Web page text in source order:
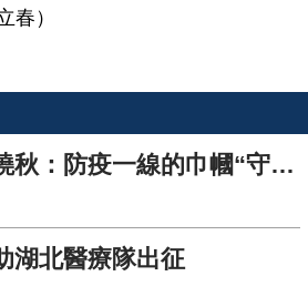
春）
哈爾濱平房區劉曉秋：防疫一線的巾幗“守門員”
湖北醫療隊出征